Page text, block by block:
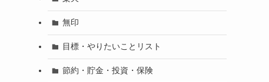
無印
目標・やりたいことリスト
節約・貯金・投資・保険